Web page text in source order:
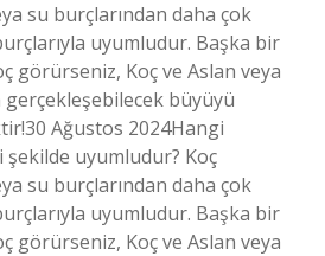
su burçlarından daha çok
uyumludur. Başka bir
görürseniz, Koç ve Aslan veya
gerçekleşebilecek büyüyü
Ağustos 2024Hangi
şekilde uyumludur? Koç
su burçlarından daha çok
uyumludur. Başka bir
görürseniz, Koç ve Aslan veya